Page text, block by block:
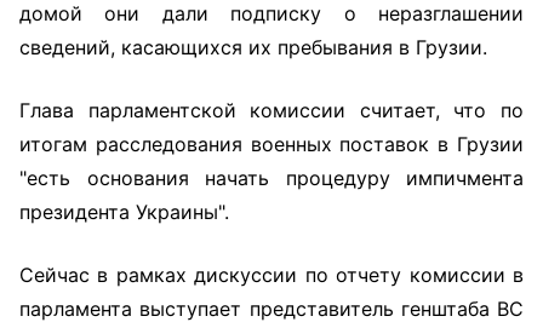
домой они дали подписку о неразглашении
сведений, касающихся их пребывания в Грузии.
Глава парламентской комиссии считает, что по
итогам расследования военных поставок в Грузии
"есть основания начать процедуру импичмента
президента Украины".
Сейчас в рамках дискуссии по отчету комиссии в
парламента выступает представитель генштаба ВС